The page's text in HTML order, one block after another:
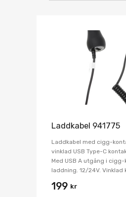
Laddkabel 941775
Laddkabel med cigg-
vinklad USB Type-C
Med USB A utgång i cigg-
laddning. 12/24V. Vinklad
199 kr